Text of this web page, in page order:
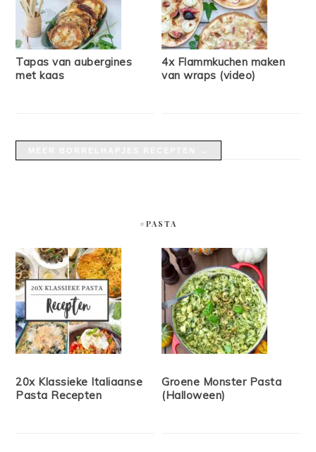
Tapas van aubergines
met kaas
4x Flammkuchen maken
van wraps (video)
#PASTA
20x Klassieke Italiaanse
Pasta Recepten
Groene Monster Pasta
(Halloween)